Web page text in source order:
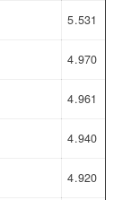
5.531
4.970
4.961
4.940
4.920